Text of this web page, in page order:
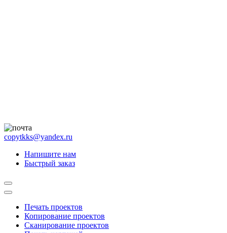
copytkks@yandex.ru
Напишите нам
Быстрый заказ
Печать проектов
Копирование проектов
Сканирование проектов